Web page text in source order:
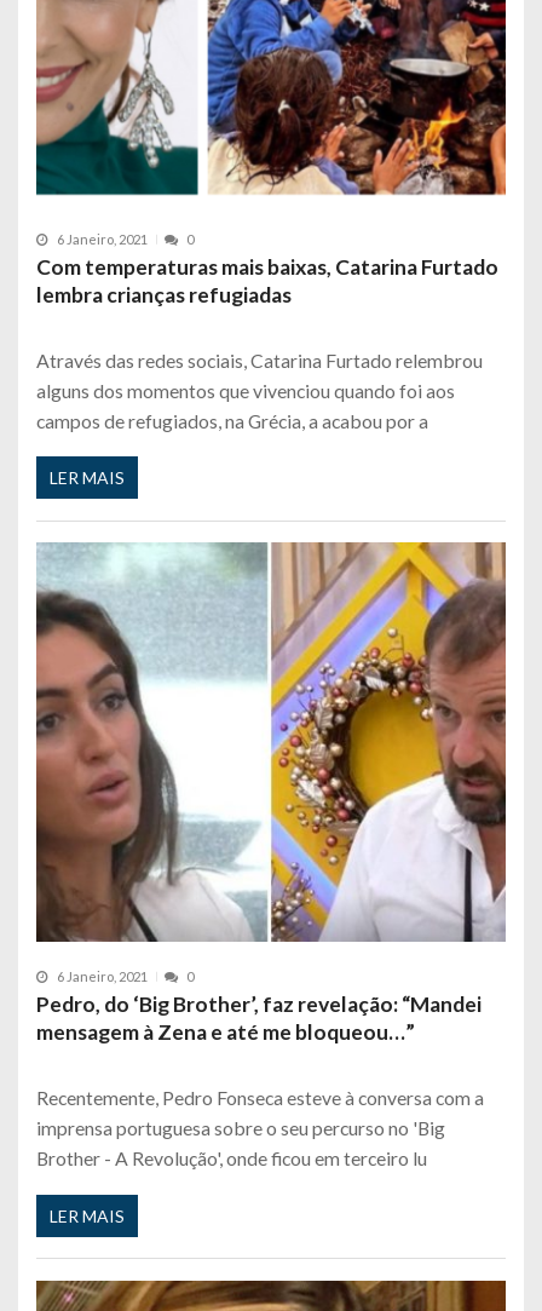
6 Janeiro, 2021 0
Com temperaturas mais baixas, Catarina Furtado
lembra crianças refugiadas
Através das redes sociais, Catarina Furtado relembrou
alguns dos momentos que vivenciou quando foi aos
campos de refugiados, na Grécia, a acabou por a
LER MAIS
6 Janeiro, 2021 0
Pedro, do ‘Big Brother’, faz revelação: “Mandei
mensagem à Zena e até me bloqueou…”
Recentemente, Pedro Fonseca esteve à conversa com a
imprensa portuguesa sobre o seu percurso no 'Big
Brother - A Revolução', onde ficou em terceiro lu
LER MAIS